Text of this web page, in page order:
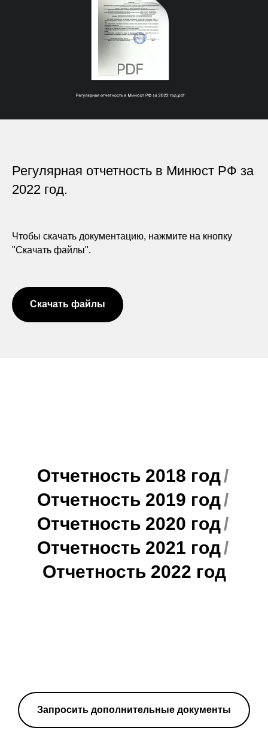
Регулярная отчетность в Минюст РФ за
2022 год.
Чтобы скачать документацию, нажмите на кнопку
"Скачать файлы".
Скачать файлы
Отчетность 2018 год/
Отчетность 2019 год/
Отчетность 2020 год/
Отчетность 2021 год/
Отчетность 2022 год
Запросить дополнительные документы